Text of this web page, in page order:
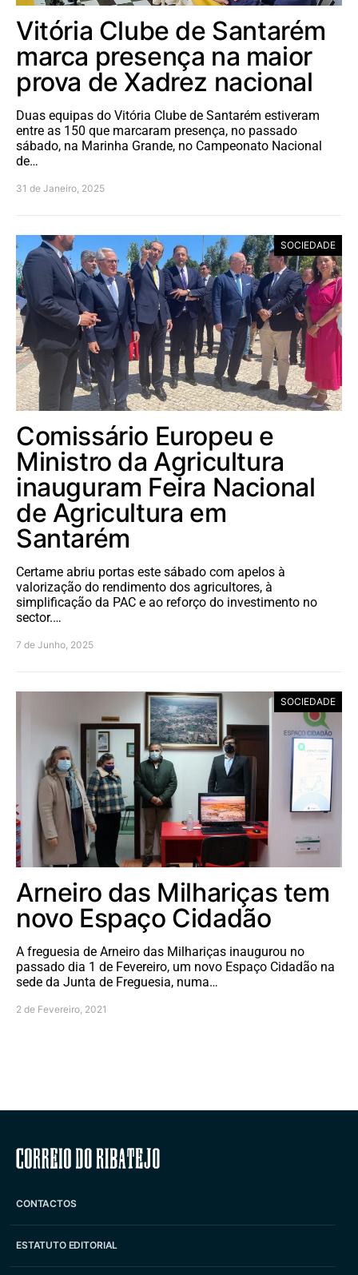
Vitória Clube de Santarém
marca presença na maior
prova de Xadrez nacional
Duas equipas do Vitória Clube de Santarém estiveram
entre as 150 que marcaram presença, no passado
sábado, na Marinha Grande, no Campeonato Nacional
de…
31 de Janeiro, 2025
SOCIEDADE
Comissário Europeu e
Ministro da Agricultura
inauguram Feira Nacional
de Agricultura em
Santarém
Certame abriu portas este sábado com apelos à
valorização do rendimento dos agricultores, à
simplificação da PAC e ao reforço do investimento no
sector.…
7 de Junho, 2025
SOCIEDADE
Arneiro das Milhariças tem
novo Espaço Cidadão
A freguesia de Arneiro das Milhariças inaugurou no
passado dia 1 de Fevereiro, um novo Espaço Cidadão na
sede da Junta de Freguesia, numa…
2 de Fevereiro, 2021
Correio do Ribatejo
CONTACTOS
ESTATUTO EDITORIAL